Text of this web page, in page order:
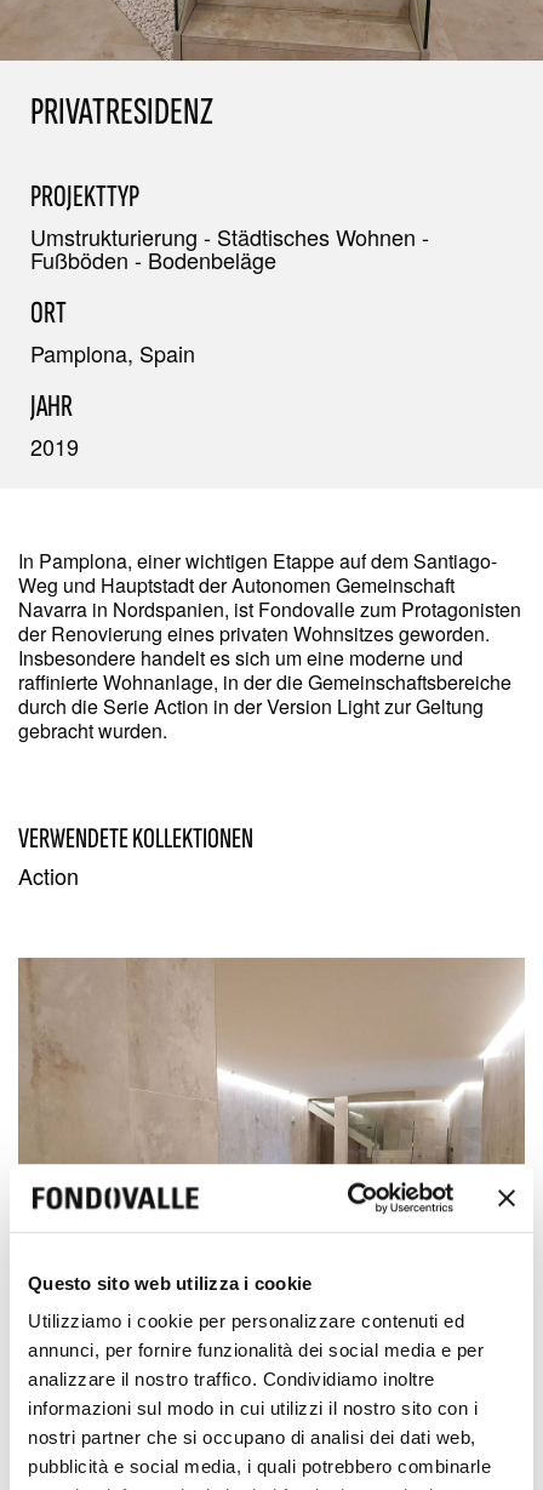
Questo sito web utilizza i cookie
Utilizziamo i cookie per personalizzare contenuti ed
annunci, per fornire funzionalità dei social media e per
analizzare il nostro traffico. Condividiamo inoltre
informazioni sul modo in cui utilizzi il nostro sito con i
nostri partner che si occupano di analisi dei dati web,
pubblicità e social media, i quali potrebbero combinarle
PRIVATRESIDENZ
PROJEKTTYP
Umstrukturierung - Städtisches Wohnen -
Fußböden - Bodenbeläge
ORT
Pamplona, Spain
JAHR
2019
In Pamplona, einer wichtigen Etappe auf dem Santiago-
Weg und Hauptstadt der Autonomen Gemeinschaft
Navarra in Nordspanien, ist Fondovalle zum Protagonisten
der Renovierung eines privaten Wohnsitzes geworden.
Insbesondere handelt es sich um eine moderne und
raffinierte Wohnanlage, in der die Gemeinschaftsbereiche
durch die Serie Action in der Version Light zur Geltung
gebracht wurden.
VERWENDETE KOLLEKTIONEN
Action
Die Böden, Wände, Treppen und sogar die Türen des
Gebäudes wurden ästhetisch und architektonisch zu
diesem Produkt abgestimmt. Tatsächlich ist die Beton-